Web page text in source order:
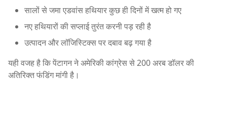
सालों से जमा एडवांस हथियार कुछ ही दिनों में खत्म हो गए
नए हथियारों की सप्लाई तुरंत करनी पड़ रही है
उत्पादन और लॉजिस्टिक्स पर दबाव बढ़ गया है
यही वजह है कि पेंटागन ने अमेरिकी कांग्रेस से 200 अरब डॉलर की
अतिरिक्त फंडिंग मांगी है।